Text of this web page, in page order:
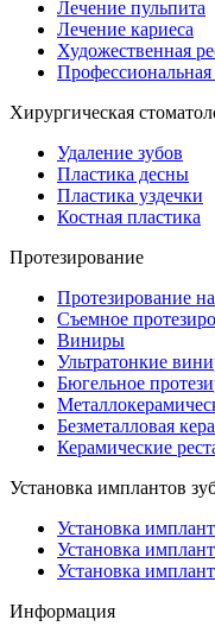
Лечение пульпита
Лечение кариеса
Художественная
Профессиональная
Хирургическая
Удаление зубов
Пластика десны
Пластика уздечки
Костная пластика
Протезирование
Протезирование
Съемное
Виниры
Ультратонкие
Бюгельное
Безметалловая
Керамические
Установка имплантов
Установка
Установка
Установка
Информация